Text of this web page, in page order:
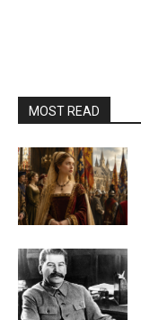
MOST READ